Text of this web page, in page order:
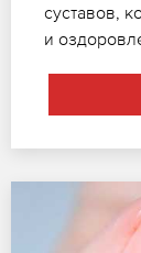
суставов,
и